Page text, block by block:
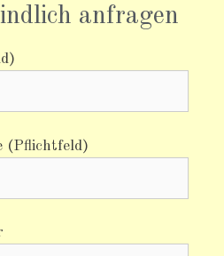
anfragen
(Pflichtfeld)